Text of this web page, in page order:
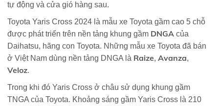
tự động và cửa gió hàng sau.
Toyota Yaris Cross 2024 là mẫu xe Toyota gầm cao 5 chỗ
được phát triển trên nền tảng khung gầm DNGA của
Daihatsu, hãng con Toyota. Những mẫu xe Toyota đã bán
ở Việt Nam dùng nền tảng DNGA là Raize, Avanza,
Veloz.
Trong khi đó Yaris Cross ở châu sử dụng khung gầm
TNGA của Toyota. Khoảng sáng gầm Yaris Cross là 210